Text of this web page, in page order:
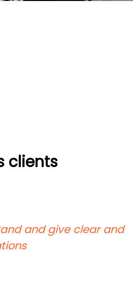
clients
and give clear and